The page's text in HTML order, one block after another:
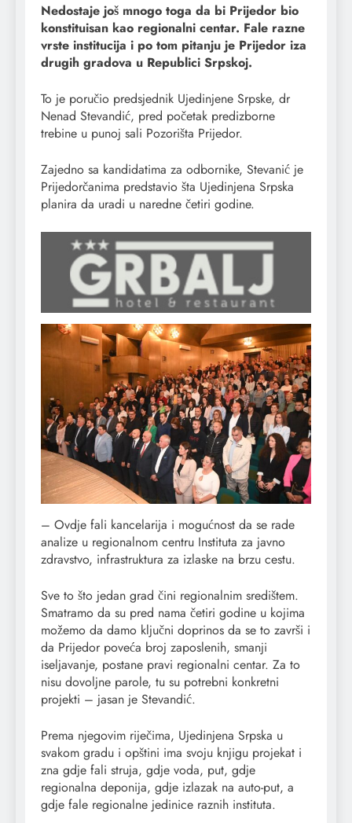
Nedostaje još mnogo toga da bi Prijedor bio
konstituisan kao regionalni centar. Fale razne
vrste institucija i po tom pitanju je Prijedor iza
drugih gradova u Republici Srpskoj.
To je poručio predsjednik Ujedinjene Srpske, dr
Nenad Stevandić, pred početak predizborne
trebine u punoj sali Pozorišta Prijedor.
Zajedno sa kandidatima za odbornike, Stevanić je
Prijedorčanima predstavio šta Ujedinjena Srpska
planira da uradi u naredne četiri godine.
– Ovdje fali kancelarija i mogućnost da se rade
analize u regionalnom centru Instituta za javno
zdravstvo, infrastruktura za izlaske na brzu cestu.
Sve to što jedan grad čini regionalnim središtem.
Smatramo da su pred nama četiri godine u kojima
možemo da damo ključni doprinos da se to završi i
da Prijedor poveća broj zaposlenih, smanji
iseljavanje, postane pravi regionalni centar. Za to
nisu dovoljne parole, tu su potrebni konkretni
projekti – jasan je Stevandić.
Prema njegovim riječima, Ujedinjena Srpska u
svakom gradu i opštini ima svoju knjigu projekat i
zna gdje fali struja, gdje voda, put, gdje
regionalna deponija, gdje izlazak na auto-put, a
gdje fale regionalne jedinice raznih instituta.